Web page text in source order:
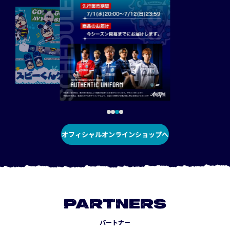
オフィシャルオンラインショップへ
PARTNERS
パートナー